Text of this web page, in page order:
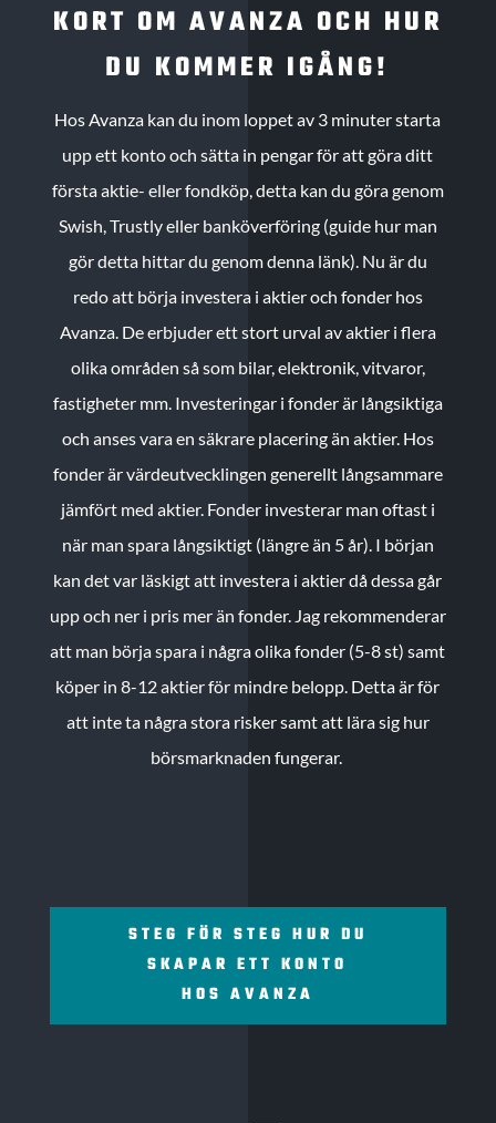
KORT OM AVANZA OCH HUR
DU KOMMER IGÅNG!
Hos Avanza kan du inom loppet av 3 minuter starta
upp ett konto och sätta in pengar för att göra ditt
första aktie- eller fondköp, detta kan du göra genom
Swish, Trustly eller banköverföring (guide hur man
gör detta hittar du genom denna länk). Nu är du
redo att börja investera i aktier och fonder hos
Avanza. De erbjuder ett stort urval av aktier i flera
olika områden så som bilar, elektronik, vitvaror,
fastigheter mm. Investeringar i fonder är långsiktiga
och anses vara en säkrare placering än aktier. Hos
fonder är värdeutvecklingen generellt långsammare
jämfört med aktier. Fonder investerar man oftast i
när man spara långsiktigt (längre än 5 år). I början
kan det var läskigt att investera i aktier då dessa går
upp och ner i pris mer än fonder. Jag rekommenderar
att man börja spara i några olika fonder (5-8 st) samt
köper in 8-12 aktier för mindre belopp. Detta är för
att inte ta några stora risker samt att lära sig hur
börsmarknaden fungerar.
STEG FÖR STEG HUR DU
SKAPAR ETT KONTO
HOS AVANZA